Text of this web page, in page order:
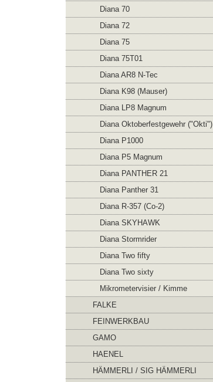
Diana 70
Diana 72
Diana 75
Diana 75T01
Diana AR8 N-Tec
Diana K98 (Mauser)
Diana LP8 Magnum
Diana Oktoberfestgewehr ("Okti")
Diana P1000
Diana P5 Magnum
Diana PANTHER 21
Diana Panther 31
Diana R-357 (Co-2)
Diana SKYHAWK
Diana Stormrider
Diana Two fifty
Diana Two sixty
Mikrometervisier / Kimme
FALKE
FEINWERKBAU
GAMO
HAENEL
HÄMMERLI / SIG HÄMMERLI